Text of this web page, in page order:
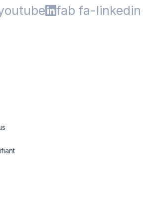
fab fa-linkedin